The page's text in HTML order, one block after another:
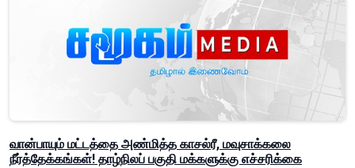
வான்பாயும் மட்டத்தை அண்மித்த காசல்ரீ, மவுசாக்கலை
நீர்த்தேக்கங்கள்! தாழ்நிலப் பகுதி மக்களுக்கு எச்சரிக்கை